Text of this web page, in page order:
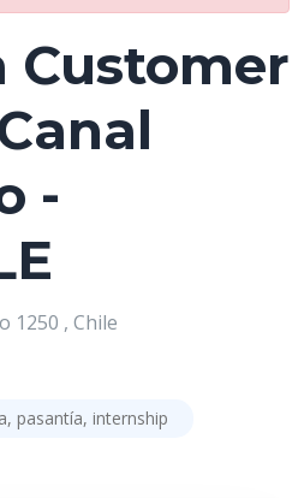
Customer
-
1250 , Chile
pasantía, internship